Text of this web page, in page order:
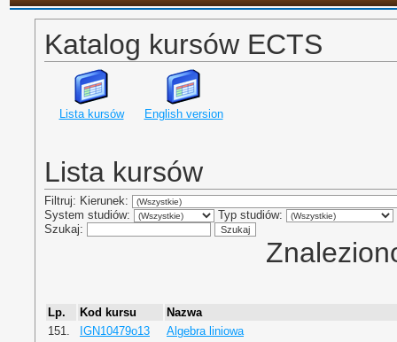
Katalog kursów ECTS
Lista kursów English version
Lista kursów
Filtruj: Kierunek:
System studiów:
Typ studiów:
Szukaj:
Lp. Kod kursu
Nazwa
151.
IGN10479o13
Algebra liniowa